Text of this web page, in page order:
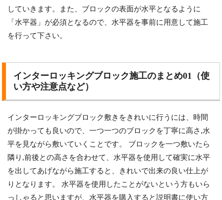
していきます。また、ブロックの表面が水平となるように
「水平器」が必須となるので、水平器を事前に用意して施工
を行って下さい。
インターロッキングブロック施工のまとめ01（使
い方や注意点など）
インターロッキングブロック敷きをきれいに行うには、時間
が掛かっても良いので、一つ一つのブロックを丁寧に高さ,水
平を見ながら敷いていくことです。 ブロックを一つ敷いたら
隣り,前後との高さを合わせて、水平器を使用して確実に水平
を出してあげながら施工すると、きれいで出来の良い仕上が
りとなります。 水平器を使用したことがないという方もいら
っしゃると思いますが、水平器を購入すると説明書に使い方